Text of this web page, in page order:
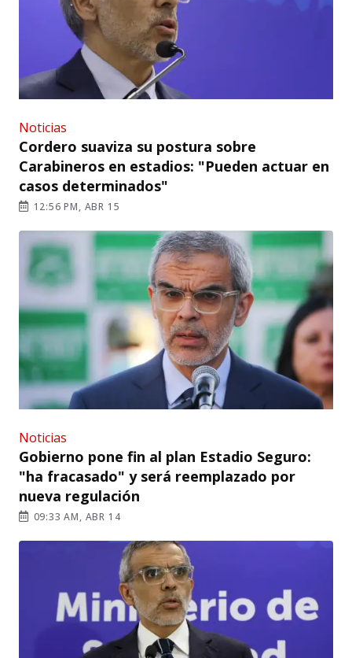
Noticias
Cordero suaviza su postura sobre
Carabineros en estadios: "Pueden actuar en
casos determinados"
12:56 PM, ABR 15
Noticias
Gobierno pone fin al plan Estadio Seguro:
"ha fracasado" y será reemplazado por
nueva regulación
09:33 AM, ABR 14